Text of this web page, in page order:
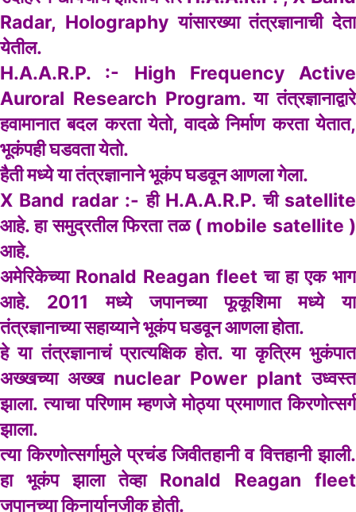
Radar, Holography यांसारख्या तंत्रज्ञानाची देता
येतील.
H.A.A.R.P. :- High Frequency Active
Auroral Research Program. या तंत्रज्ञानाद्वारे
हवामानात बदल करता येतो, वादळे निर्माण करता येतात,
भूकंपही घडवता येतो.
हैती मध्ये या तंत्रज्ञानाने भूकंप घडवून आणला गेला.
X Band radar :- ही H.A.A.R.P. ची satellite
आहे. हा समुद्रतील फिरता तळ ( mobile satellite )
आहे.
अमेरिकेच्या Ronald Reagan fleet चा हा एक भाग
आहे. 2011 मध्ये जपानच्या फूकूशिमा मध्ये या
तंत्रज्ञानाच्या सहाय्याने भूकंप घडवून आणला होता.
हे या तंत्रज्ञानाचं प्रात्यक्षिक होत. या कृत्रिम भुकंपात
अख्खच्या अख्ख nuclear Power plant उध्वस्त
झाला. त्याचा परिणाम म्हणजे मोठ्या प्रमाणात किरणोत्सर्ग
झाला.
त्या किरणोत्सर्गामुले प्रचंड जिवीतहानी व वित्तहानी झाली.
हा भूकंप झाला तेव्हा Ronald Reagan fleet
जपानच्या किनार्यानजीक होती.